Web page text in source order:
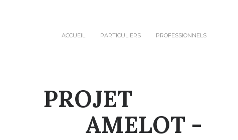
ACCUEIL PARTICULIERS PROFESSIONNELS
PROJET
AMELOT -